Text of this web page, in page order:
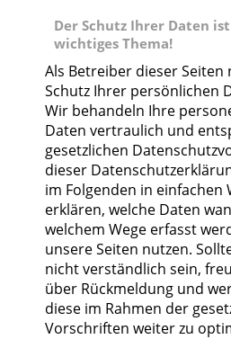
Der Schutz Ihrer Daten
wichtiges Thema!
Als Betreiber dieser Seiten
Schutz Ihrer persönlichen
Wir behandeln Ihre
Daten vertraulich und
gesetzlichen
dieser
im Folgenden in einfachen
erklären, welche Daten
welchem Wege erfasst
unsere Seiten nutzen.
nicht verständlich sein,
über Rückmeldung und
diese im Rahmen der
Vorschriften weiter zu